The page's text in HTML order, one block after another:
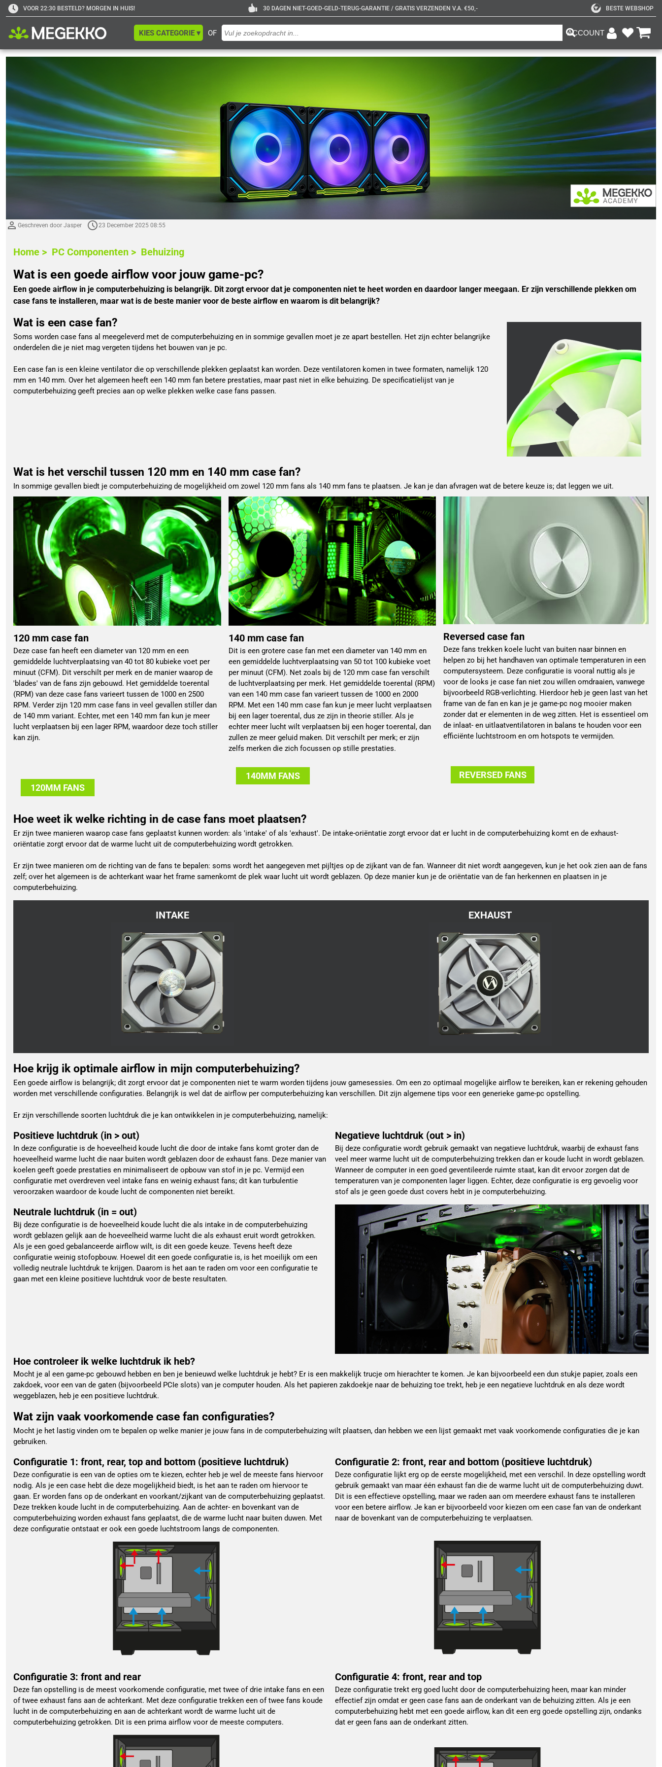
VOOR 22:30 BESTELD? MORGEN IN HUIS! 30 DAGEN NIET-GOED-GELD-TERUG-GARANTIE / GRATIS VERZENDEN V.A. €50,- BESTE WEBSHOP
OF
KIES CATEGORIE ▾ ACCOUNT
Geschreven door Jasper 23 December 2025 08:55
Home > PC Componenten > Behuizing
Wat is een goede airflow voor jouw game-pc?
Een goede airflow in je computerbehuizing is belangrijk. Dit zorgt ervoor dat je componenten niet te heet worden en daardoor langer meegaan. Er zijn verschillende plekken om
case fans te installeren, maar wat is de beste manier voor de beste airflow en waarom is dit belangrijk?
Wat is een case fan?
Soms worden case fans al meegeleverd met de computerbehuizing en in sommige gevallen moet je ze apart bestellen. Het zijn echter belangrijke
onderdelen die je niet mag vergeten tijdens het bouwen van je pc.
Een case fan is een kleine ventilator die op verschillende plekken geplaatst kan worden. Deze ventilatoren komen in twee formaten, namelijk 120
mm en 140 mm. Over het algemeen heeft een 140 mm fan betere prestaties, maar past niet in elke behuizing. De specificatielijst van je
computerbehuizing geeft precies aan op welke plekken welke case fans passen.
Wat is het verschil tussen 120 mm en 140 mm case fan?
In sommige gevallen biedt je computerbehuizing de mogelijkheid om zowel 120 mm fans als 140 mm fans te plaatsen. Je kan je dan afvragen wat de betere keuze is; dat leggen we uit.
120 mm case fan
Deze case fan heeft een diameter van 120 mm en een
gemiddelde luchtverplaatsing van 40 tot 80 kubieke voet per
minuut (CFM). Dit verschilt per merk en de manier waarop de
'blades' van de fans zijn gebouwd. Het gemiddelde toerental
(RPM) van deze case fans varieert tussen de 1000 en 2500
RPM. Verder zijn 120 mm case fans in veel gevallen stiller dan
de 140 mm variant. Echter, met een 140 mm fan kun je meer
lucht verplaatsen bij een lager RPM, waardoor deze toch stiller
kan zijn.
120MM FANS
140 mm case fan
Dit is een grotere case fan met een diameter van 140 mm en
een gemiddelde luchtverplaatsing van 50 tot 100 kubieke voet
per minuut (CFM). Net zoals bij de 120 mm case fan verschilt
de luchtverplaatsing per merk. Het gemiddelde toerental (RPM)
van een 140 mm case fan varieert tussen de 1000 en 2000
RPM. Met een 140 mm case fan kun je meer lucht verplaatsen
bij een lager toerental, dus ze zijn in theorie stiller. Als je
echter meer lucht wilt verplaatsen bij een hoger toerental, dan
zullen ze meer geluid maken. Dit verschilt per merk; er zijn
zelfs merken die zich focussen op stille prestaties.
140MM FANS
Reversed case fan
Deze fans trekken koele lucht van buiten naar binnen en
helpen zo bij het handhaven van optimale temperaturen in een
computersysteem. Deze configuratie is vooral nuttig als je
voor de looks je case fan niet zou willen omdraaien, vanwege
bijvoorbeeld RGB-verlichting. Hierdoor heb je geen last van het
frame van de fan en kan je je game-pc nog mooier maken
zonder dat er elementen in de weg zitten. Het is essentieel om
de inlaat- en uitlaatventilatoren in balans te houden voor een
efficiënte luchtstroom en om hotspots te vermijden.
REVERSED FANS
Hoe weet ik welke richting in de case fans moet plaatsen?
Er zijn twee manieren waarop case fans geplaatst kunnen worden: als 'intake' of als 'exhaust'. De intake-oriëntatie zorgt ervoor dat er lucht in de computerbehuizing komt en de exhaust-
oriëntatie zorgt ervoor dat de warme lucht uit de computerbehuizing wordt getrokken.
Er zijn twee manieren om de richting van de fans te bepalen: soms wordt het aangegeven met pijltjes op de zijkant van de fan. Wanneer dit niet wordt aangegeven, kun je het ook zien aan de fans
zelf; over het algemeen is de achterkant waar het frame samenkomt de plek waar lucht uit wordt geblazen. Op deze manier kun je de oriëntatie van de fan herkennen en plaatsen in je
computerbehuizing.
INTAKE EXHAUST
Hoe krijg ik optimale airflow in mijn computerbehuizing?
Een goede airflow is belangrijk; dit zorgt ervoor dat je componenten niet te warm worden tijdens jouw gamesessies. Om een zo optimaal mogelijke airflow te bereiken, kan er rekening gehouden
worden met verschillende configuraties. Belangrijk is wel dat de airflow per computerbehuizing kan verschillen. Dit zijn algemene tips voor een generieke game-pc opstelling.
Er zijn verschillende soorten luchtdruk die je kan ontwikkelen in je computerbehuizing, namelijk:
Positieve luchtdruk (in > out)
In deze configuratie is de hoeveelheid koude lucht die door de intake fans komt groter dan de
hoeveelheid warme lucht die naar buiten wordt geblazen door de exhaust fans. Deze manier van
koelen geeft goede prestaties en minimaliseert de opbouw van stof in je pc. Vermijd een
configuratie met overdreven veel intake fans en weinig exhaust fans; dit kan turbulentie
veroorzaken waardoor de koude lucht de componenten niet bereikt.
Negatieve luchtdruk (out > in)
Bij deze configuratie wordt gebruik gemaakt van negatieve luchtdruk, waarbij de exhaust fans
veel meer warme lucht uit de computerbehuizing trekken dan er koude lucht in wordt geblazen.
Wanneer de computer in een goed geventileerde ruimte staat, kan dit ervoor zorgen dat de
temperaturen van je componenten lager liggen. Echter, deze configuratie is erg gevoelig voor
stof als je geen goede dust covers hebt in je computerbehuizing.
Neutrale luchtdruk (in = out)
Bij deze configuratie is de hoeveelheid koude lucht die als intake in de computerbehuizing
wordt geblazen gelijk aan de hoeveelheid warme lucht die als exhaust eruit wordt getrokken.
Als je een goed gebalanceerde airflow wilt, is dit een goede keuze. Tevens heeft deze
configuratie weinig stofopbouw. Hoewel dit een goede configuratie is, is het moeilijk om een
volledig neutrale luchtdruk te krijgen. Daarom is het aan te raden om voor een configuratie te
gaan met een kleine positieve luchtdruk voor de beste resultaten.
Hoe controleer ik welke luchtdruk ik heb?
Mocht je al een game-pc gebouwd hebben en ben je benieuwd welke luchtdruk je hebt? Er is een makkelijk trucje om hierachter te komen. Je kan bijvoorbeeld een dun stukje papier, zoals een
zakdoek, voor een van de gaten (bijvoorbeeld PCIe slots) van je computer houden. Als het papieren zakdoekje naar de behuizing toe trekt, heb je een negatieve luchtdruk en als deze wordt
weggeblazen, heb je een positieve luchtdruk.
Wat zijn vaak voorkomende case fan configuraties?
Mocht je het lastig vinden om te bepalen op welke manier je jouw fans in de computerbehuizing wilt plaatsen, dan hebben we een lijst gemaakt met vaak voorkomende configuraties die je kan
gebruiken.
Configuratie 1: front, rear, top and bottom (positieve luchtdruk)
Deze configuratie is een van de opties om te kiezen, echter heb je wel de meeste fans hiervoor
nodig. Als je een case hebt die deze mogelijkheid biedt, is het aan te raden om hiervoor te
gaan. Er worden fans op de onderkant en voorkant/zijkant van de computerbehuizing geplaatst.
Deze trekken koude lucht in de computerbehuizing. Aan de achter- en bovenkant van de
computerbehuizing worden exhaust fans geplaatst, die de warme lucht naar buiten duwen. Met
deze configuratie ontstaat er ook een goede luchtstroom langs de componenten.
Configuratie 2: front, rear and bottom (positieve luchtdruk)
Deze configuratie lijkt erg op de eerste mogelijkheid, met een verschil. In deze opstelling wordt
gebruik gemaakt van maar één exhaust fan die de warme lucht uit de computerbehuizing duwt.
Dit is een effectieve opstelling, maar we raden aan om meerdere exhaust fans te installeren
voor een betere airflow. Je kan er bijvoorbeeld voor kiezen om een case fan van de onderkant
naar de bovenkant van de computerbehuizing te verplaatsen.
Configuratie 3: front and rear
Deze fan opstelling is de meest voorkomende configuratie, met twee of drie intake fans en een
of twee exhaust fans aan de achterkant. Met deze configuratie trekken een of twee fans koude
lucht in de computerbehuizing en aan de achterkant wordt de warme lucht uit de
computerbehuizing getrokken. Dit is een prima airflow voor de meeste computers.
Configuratie 4: front, rear and top
Deze configuratie trekt erg goed lucht door de computerbehuizing heen, maar kan minder
effectief zijn omdat er geen case fans aan de onderkant van de behuizing zitten. Als je een
computerbehuizing hebt met een goede airflow, kan dit een erg goede opstelling zijn, ondanks
dat er geen fans aan de onderkant zitten.